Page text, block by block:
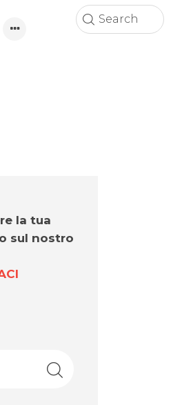
la tua
sul nostro